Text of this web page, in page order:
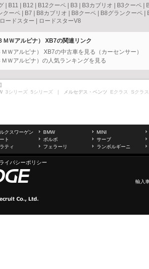
B11 B12 B12クーペ B3 B3カブリオ B3クーペ
クーペ B7 B8カブリオ B8クーペ B8グランクーペ
ロードスター ロードスターV8
ＭＷアルピナ） XB7の関連リンク
Ｗアルピナ） XB7の中古車を見る（カーセンサー）
Ｗアルピナ）の人気ランキングを見る
3シリーズ 5シリーズ ｜ メルセデス・ベンツ Eクラス Sクラス
クスワーゲン BMW
MINI
ト ボルボ
サーブ
ティ フェラーリ ランボルギーニ
イバシーポリシー
輸入